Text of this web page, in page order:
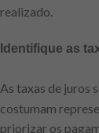
realizado.
Identifique as
As taxas de juros
costumam
priorizar os